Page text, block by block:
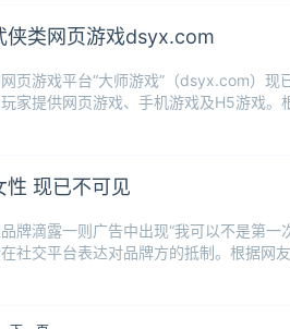
侠类网页游戏dsyx.com
页游戏平台“大师游戏”（dsyx.com）现
家提供网页游戏、手机游戏及H5游戏。
性 现已不可见
牌滴露一则广告中出现“我可以不是第一
社交平台表达对品牌方的抵制。根据网